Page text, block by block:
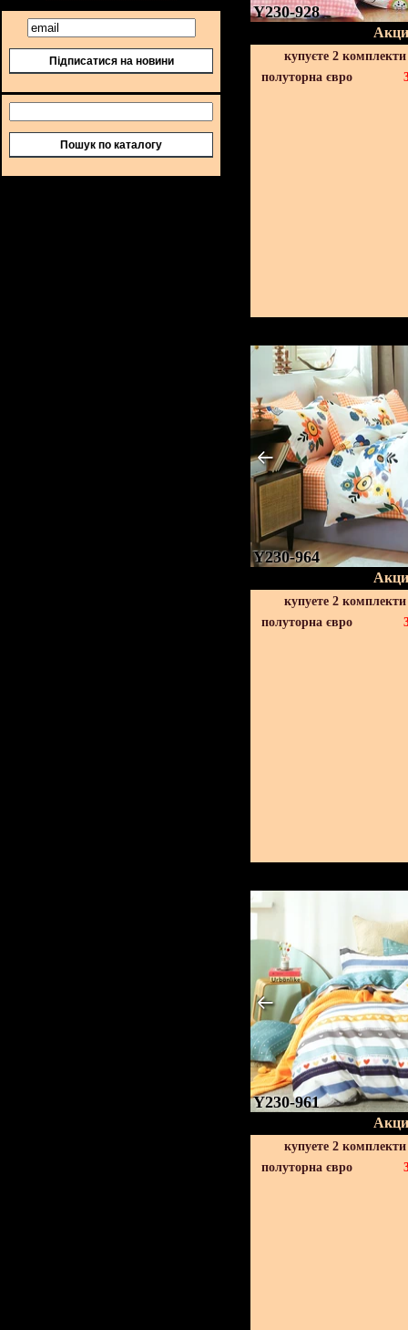
Підписатися на новини
Пошук по каталогу
Y230-928
купуєте 2
полуторна євро
Y230-964
купуете 2
полуторна євро
Y230-961
купуете 2
полуторна євро